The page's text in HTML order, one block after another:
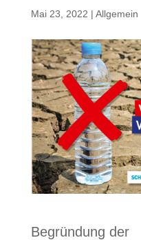
Mai 23, 2022 | Allgemein
Begründung der